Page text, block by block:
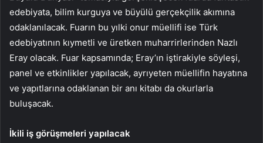
edebiyata, bilim kurguya ve büyülü gerçekçilik akımına
odaklanılacak. Fuarın bu yılki onur müellifi ise Türk
edebiyatının kıymetli ve üretken muharrirlerinden Nazlı
Eray olacak. Fuar kapsamında; Eray’ın iştirakiyle söyleşi,
panel ve etkinlikler yapılacak, ayrıyeten müellifin hayatına
ve yapıtlarına odaklanan bir anı kitabı da okurlarla
buluşacak.
İkili iş görüşmeleri yapılacak